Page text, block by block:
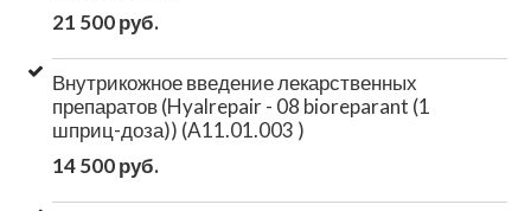
21 500 руб.
Внутрикожное введение лекарственных
препаратов (Hyalrepair - 08 bioreparant (1
шприц-доза)) (A11.01.003 )
14 500 руб.